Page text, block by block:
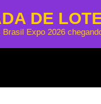
DE
Brasil Expo 2026